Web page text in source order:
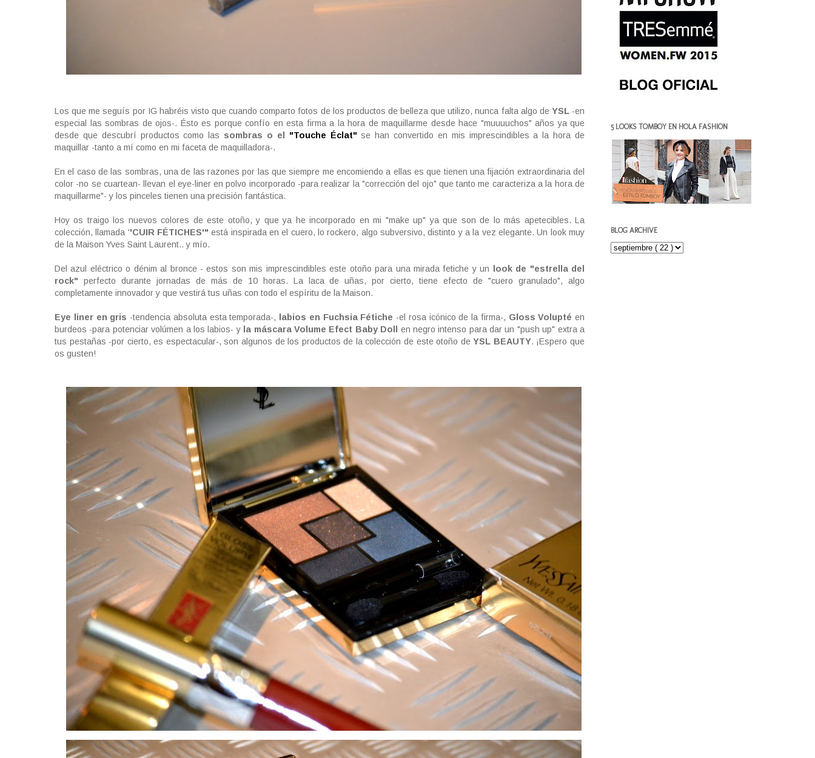
Los que me seguís por IG habréis visto que cuando comparto fotos de los productos de belleza que utilizo, nunca falta algo deYSL -en
especial las sombras de ojos-. Ésto es porque confío en esta firma a la hora de maquillarme desde hace "muuuuchos" años ya que
desde que descubrí productos como las sombras o el "Touche Éclat" se han convertido en mis imprescindibles a la hora de
maquillar -tanto a mí como en mi faceta de maquilladora-.
En el caso de las sombras, una de las razones por las que siempre me encomiendo a ellas es que tienen una fijación extraordinaria del
color -no se cuartean- llevan el eye-liner en polvo incorporado -para realizar la "corrección del ojo" que tanto me caracteriza a la hora de
maquillarme"- y los pinceles tienen una precisión fantástica.
Hoy os traigo los nuevos colores de este otoño, y que ya he incorporado en mi "make up" ya que son de lo más apetecibles. La
colección, llamada ''CUIR FÉTICHES'" está inspirada en el cuero, lo rockero, algo subversivo, distinto y a la vez elegante. Un look muy
de la Maison Yves Saint Laurent.. y mío.
Del azul eléctrico o dénim al bronce - estos son mis imprescindibles este otoño para una mirada fetiche y un look de "estrella del
rock" perfecto durante jornadas de más de 10 horas. La laca de uñas, por cierto, tiene efecto de "cuero granulado", algo
completamente innovador y que vestirá tus uñas con todo el espíritu de la Maison.
Eye liner en gris -tendencia absoluta esta temporada-, labios en Fuchsia Fétiche -el rosa icónico de la firma-, Gloss Volupté en
burdeos -para potenciar volúmen a los labios- y la máscara Volume Efect Baby Doll en negro intenso para dar un "push up" extra a
tus pestañas -por cierto, es espectacular-, son algunos de los productos de la colección de este otoño deYSL BEAUTY. ¡Espero que
os gusten!
5 LOOKS TOMBOY EN HOLA FASHION
BLOG ARCHIVE